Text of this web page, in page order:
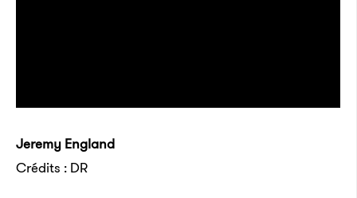
Jeremy England
Crédits : DR